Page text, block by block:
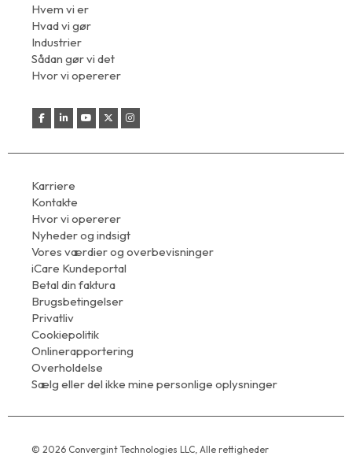
Hvem vi er
Hvad vi gør
Industrier
Sådan gør vi det
Hvor vi opererer
Karriere
Kontakte
Hvor vi opererer
Nyheder og indsigt
Vores værdier og overbevisninger
iCare Kundeportal
Betal din faktura
Brugsbetingelser
Privatliv
Cookiepolitik
Onlinerapportering
Overholdelse
Sælg eller del ikke mine personlige oplysninger
© 2026 Convergint Technologies LLC, Alle rettigheder